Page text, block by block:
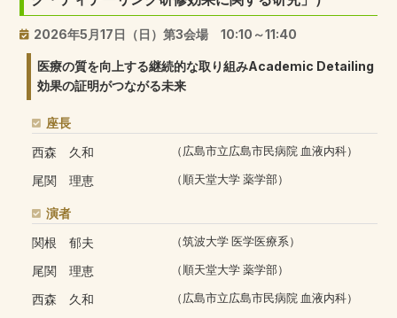
2026年5月17日（日）第3会場 10:10～11:40
医療の質を向上する継続的な取り組みAcademic Detailing
効果の証明がつながる未来
座長
西森 久和
（広島市立広島市民病院 血液内科）
尾関 理恵 （順天堂大学 薬学部）
演者
関根 郁夫
（筑波大学 医学医療系）
尾関 理恵 （順天堂大学 薬学部）
西森 久和 （広島市立広島市民病院 血液内科）